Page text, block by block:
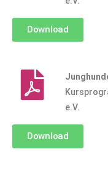
Download
e.V.
Download